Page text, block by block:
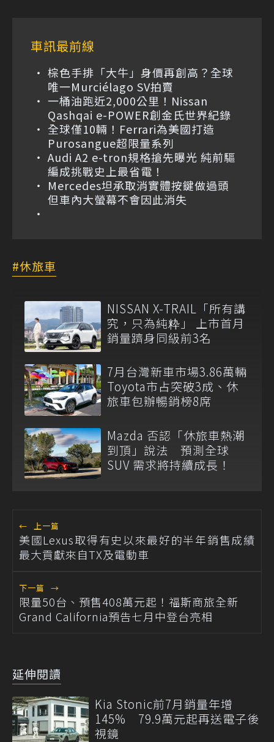
車訊最前線
棕色手排「大牛」身價再創高？全球
唯一Murciélago SV拍賣
一桶油跑近2,000公里！Nissan
Qashqai e-POWER創金氏世界紀錄
全球僅10輛！Ferrari為美國打造
Purosangue超限量系列
Audi A2 e-tron規格搶先曝光 純前驅
編成挑戰史上最省電！
Mercedes坦承取消實體按鍵做過頭
但車內大螢幕不會因此消失
休旅車
NISSAN X-TRAIL「所有講
究，只為純粋」 上市首月
銷量躋身同級前3名
7月台灣新車市場3.86萬輛
Toyota市占突破3成、休
旅車包辦暢銷榜8席
Mazda 否認「休旅車熱潮
到頂」說法 預測全球
SUV 需求將持續成長！
← 上一篇
美國Lexus取得有史以來最好的半年銷售成績
最大貢獻來自TX及電動車
下一篇 →
限量50台、預售408萬元起！福斯商旅全新
Grand California預告七月中登台亮相
延伸閱讀
Kia Stonic前7月銷量年增
145% 79.9萬元起再送電子後
視鏡